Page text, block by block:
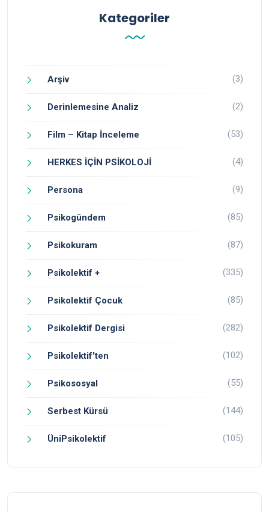
Kategoriler
Arşiv (3)
Derinlemesine Analiz (2)
Film – Kitap İnceleme (53)
HERKES İÇİN PSİKOLOJİ (4)
Persona (9)
Psikogündem (85)
Psikokuram (87)
Psikolektif + (335)
Psikolektif Çocuk (85)
Psikolektif Dergisi (282)
Psikolektif'ten (102)
Psikososyal (55)
Serbest Kürsü (144)
ÜniPsikolektif (105)